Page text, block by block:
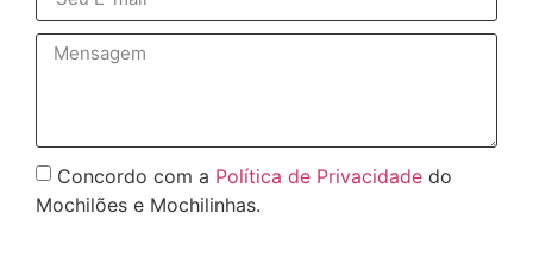
Concordo com a Política de Privacidade do
Mochilões e Mochilinhas.